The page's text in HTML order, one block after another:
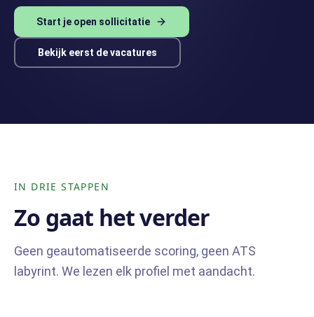
Start je open sollicitatie
Bekijk eerst de vacatures
IN DRIE STAPPEN
Zo gaat het verder
Geen geautomatiseerde scoring, geen ATS
labyrint. We lezen elk profiel met aandacht.